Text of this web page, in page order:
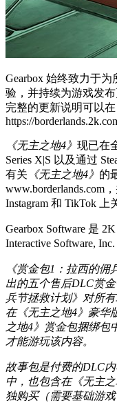
Gearbox 始终致力于
验，并持续为游戏发布
完整的更新说明可以
https://
《无主之地4》 现已在
Series X|S 以及通过
有关 《无主之地4》 的
www.borderlands.com
Instagram 和 TikTok 上
Gearbox Software 是
Interactive Software,
《赏金包1：拉西的
出的五个售后DLC赏
兵节拯救计划》对所
在《无主之地4》豪华
之地4》赏金包捆绑包
才能游玩该内容。
故事包是付费的DLC
中，也包含在《无主
独购买（需要基础游